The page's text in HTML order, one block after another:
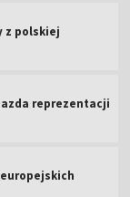
z polskiej
reprezentacji